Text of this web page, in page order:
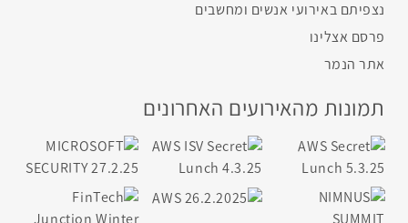
נצפיתם באירועי אנשים ומחשבים
פרסם אצלינו
אתר הנמר
תמונות מהאירועים האחרונים